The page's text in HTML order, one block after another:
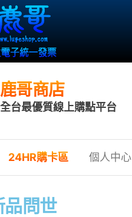
鹿哥商店
全台最優質線上購點平台
24HR購卡區 個人中心
問世